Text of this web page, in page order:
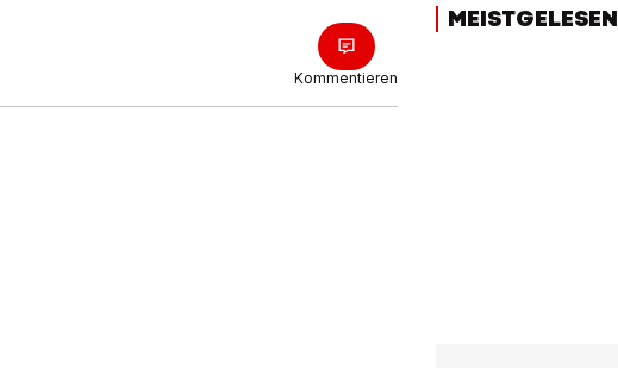
Kommentieren
MEISTGELESEN